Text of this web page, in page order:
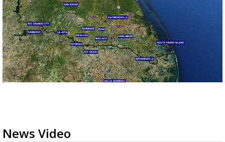
News Video